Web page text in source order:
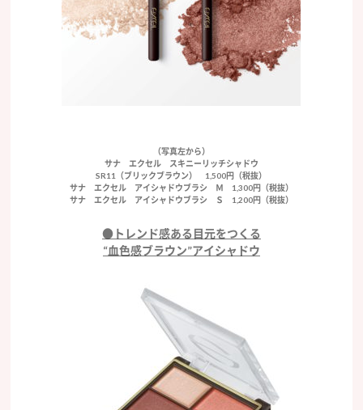
（写真左から）
サナ エクセル スキニーリッチシャドウ
SR11（ブリックブラウン） 1,500円（税抜）
サナ エクセル アイシャドウブラシ Ｍ 1,300円（税抜）
サナ エクセル アイシャドウブラシ Ｓ 1,200円（税抜）
●トレンド感ある目元をつくる
“血色感ブラウン”アイシャドウ